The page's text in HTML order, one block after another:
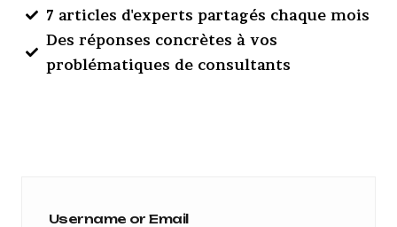
7 articles d'experts partagés chaque mois
Des réponses concrètes à vos
problématiques de consultants
Username or Email